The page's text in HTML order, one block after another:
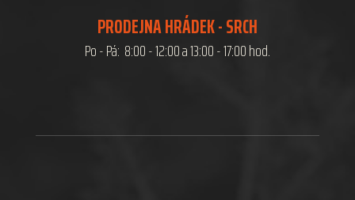
PRODEJNA HRÁDEK - SRCH
Po - Pá: 8:00 - 12:00 a 13:00 - 17:00 hod.